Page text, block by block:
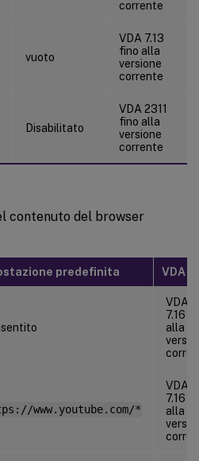
corrente
vuoto
VDA 7.13
fino alla
versione
corrente
Disabilitato
VDA 2311
fino alla
versione
corrente
contenuto del browser
predefinita VDA
VDA
7.16
alla
www.youtube.com/*
VDA
7.16
alla